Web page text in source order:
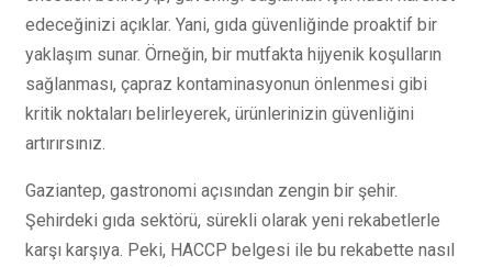
edeceğinizi açıklar. Yani, gıda güvenliğinde proaktif bir
yaklaşım sunar. Örneğin, bir mutfakta hijyenik koşulların
sağlanması, çapraz kontaminasyonun önlenmesi gibi
kritik noktaları belirleyerek, ürünlerinizin güvenliğini
artırırsınız.
Gaziantep, gastronomi açısından zengin bir şehir.
Şehirdeki gıda sektörü, sürekli olarak yeni rekabetlerle
karşı karşıya. Peki, HACCP belgesi ile bu rekabette nasıl